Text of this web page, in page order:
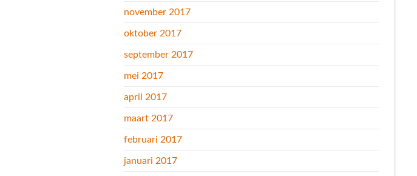
november 2017
oktober 2017
september 2017
mei 2017
april 2017
maart 2017
februari 2017
januari 2017